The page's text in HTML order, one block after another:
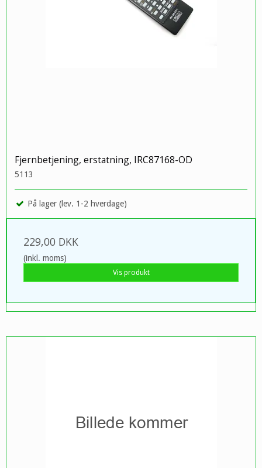
Fjernbetjening, erstatning, IRC87168-OD
5113
På lager (lev. 1-2 hverdage)
229,00 DKK
(inkl. moms)
Vis produkt